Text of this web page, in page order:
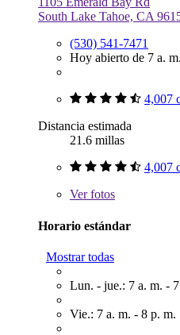
South Lake Tahoe, CA
(530) 541-7471
Hoy abierto de 7 a.
4,007
Distancia estimada
21.6 millas
4,007
Verfotos
Horario estándar
Mostrar todas
Lun. - jue.: 7 a. m. -
Vie.: 7 a. m. - 8 p. m.